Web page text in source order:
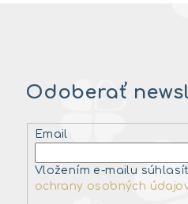
Odoberať
Email
Vložením e-mailu
ochrany osobných